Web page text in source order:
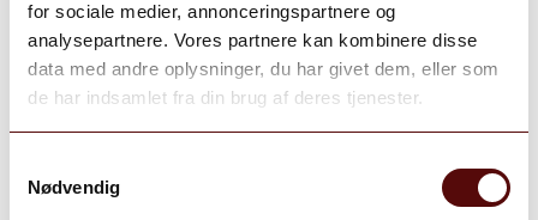
for sociale medier, annonceringspartnere og
analysepartnere. Vores partnere kan kombinere disse
data med andre oplysninger, du har givet dem, eller som
de har indsamlet fra din brug af deres tjenester.
Nødvendig